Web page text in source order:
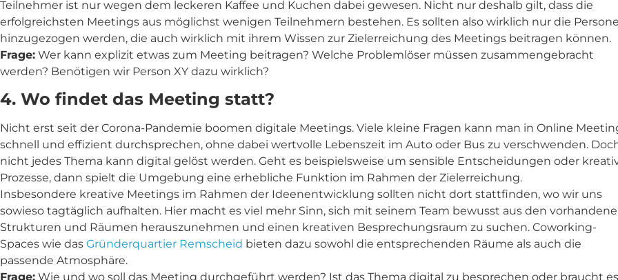
Teilnehmer ist nur wegen dem leckeren Kaffee und Kuchen dabei gewesen. Nicht nur deshalb gilt, dass die
erfolgreichsten Meetings aus möglichst wenigen Teilnehmern bestehen. Es sollten also wirklich nur die
hinzugezogen werden, die auch wirklich mit ihrem Wissen zur Zielerreichung des Meetings beitragen können.
Frage: Wer kann explizit etwas zum Meeting beitragen? Welche Problemlöser müssen zusammengebracht
werden? Benötigen wir Person XY dazu wirklich?
4. Wo findet das Meeting statt?
Nicht erst seit der Corona-Pandemie boomen digitale Meetings. Viele kleine Fragen kann man in Online
schnell und effizient durchsprechen, ohne dabei wertvolle Lebenszeit im Auto oder Bus zu verschwenden.
nicht jedes Thema kann digital gelöst werden. Geht es beispielsweise um sensible Entscheidungen oder
Prozesse, dann spielt die Umgebung eine erhebliche Funktion im Rahmen der Zielerreichung.
Insbesondere kreative Meetings im Rahmen der Ideenentwicklung sollten nicht dort stattfinden, wo wir uns
sowieso tagtäglich aufhalten. Hier macht es viel mehr Sinn, sich mit seinem Team bewusst aus den
Strukturen und Räumen herauszunehmen und einen kreativen Besprechungsraum zu suchen. Coworking-
Spaces wie das Gründerquartier Remscheid bieten dazu sowohl die entsprechenden Räume als auch die
passende Atmosphäre.
Frage: Wie und wo soll das Meeting durchgeführt werden? Ist das Thema digital zu besprechen oder braucht es